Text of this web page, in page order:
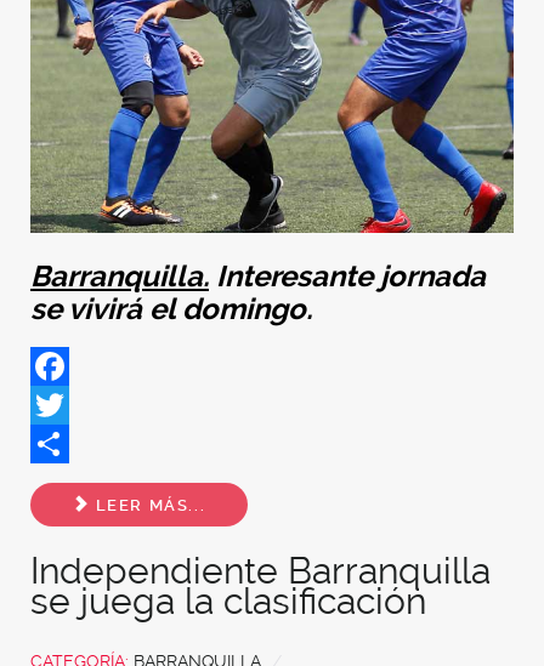
Barranquilla. Interesante jornada
se vivirá el domingo.
Facebook
Twitter
Share
LEER MÁS...
Independiente Barranquilla
se juega la clasificación
CATEGORÍA: BARRANQUILLA